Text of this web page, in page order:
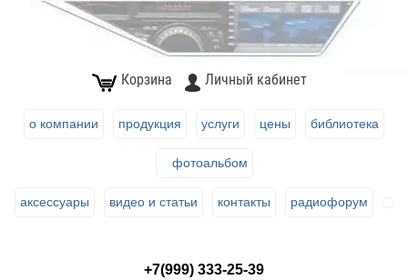
Корзина Личный кабинет
о компании продукция услуги цены библиотека
фотоальбом
аксессуары видео и статьи контакты радиофорум
+7(999) 333-25-39